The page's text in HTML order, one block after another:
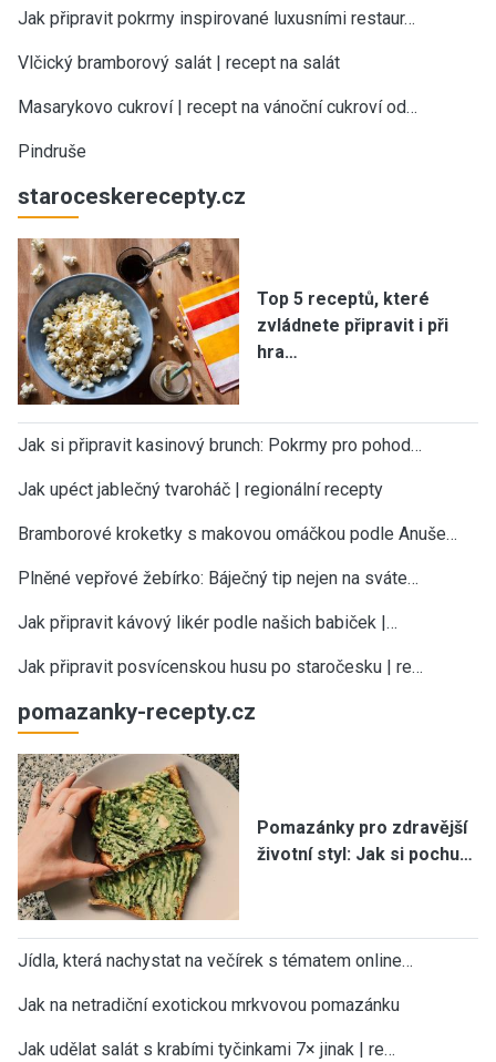
Jak připravit pokrmy inspirované luxusními restaur…
Vlčický bramborový salát | recept na salát
Masarykovo cukroví | recept na vánoční cukroví od…
Pindruše
staroceskerecepty.cz
Top 5 receptů, které
zvládnete připravit i při
hra…
Jak si připravit kasinový brunch: Pokrmy pro pohod…
Jak upéct jablečný tvaroháč | regionální recepty
Bramborové kroketky s makovou omáčkou podle Anuše…
Plněné vepřové žebírko: Báječný tip nejen na sváte…
Jak připravit kávový likér podle našich babiček |…
Jak připravit posvícenskou husu po staročesku | re…
pomazanky-recepty.cz
Pomazánky pro zdravější
životní styl: Jak si pochu…
Jídla, která nachystat na večírek s tématem online…
Jak na netradiční exotickou mrkvovou pomazánku
Jak udělat salát s krabími tyčinkami 7× jinak | re…